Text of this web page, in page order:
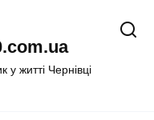
у житті Чернівці